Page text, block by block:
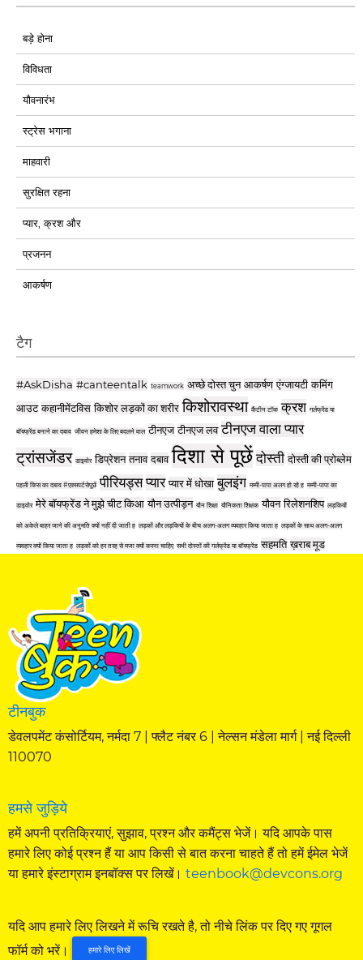
बड़े होना
विविधता
यौवनारंभ
स्ट्रेस भगाना
माहवारी
सुरक्षित रहना
प्यार, क्रश और
प्रजनन
आकर्षण
टैग
#AskDisha #canteentalk teamwork अच्छे दोस्त चुन आकर्षण एंग्जायटी कमिंग
आउट कहानीमेंटविस किशोर लड़कों का शरीर किशोरावस्था कैंटीन टॉक क्रश गर्लफ्रेंड या
बॉयफ्रेंड बनाने का दबाव जीवन हमेशा के लिए बदलने वाल टीनएज टीनएज लव टीनएज वाला प्यार
ट्रांसजेंडर डाइवोर डिप्रेशन तनाव दबाव दिशा से पूछें दोस्ती दोस्ती की प्रोब्लेम
पहली किस का दबाव #एक्सपर्टसेपूछें पीरियड्स प्यार प्यार में धोखा बुलइंग मम्मी-पापा अलग हो रहे ह मम्मी-पापा का
डाइवोर मेरे बॉयफ्रेंड ने मुझे चीट किआ यौन उत्पीड़न यौन शिक्षा यौनिकता शिक्षक यौवन रिलेशनशिप लड़कियों
को अकेले बाहर जाने की अनुमति क्यों नहीं दी जाती ह लड़कों और लड़कियों के बीच अलग-अलग व्यवहार किया जाता ह लड़कों के साथ अलग-अलग
व्यवहार क्यों किया जाता ह लड़कों को हर तरह से मजा क्यों करना चाहिए सभी दोस्तों की गर्लफ्रेंड या बॉयफ्रेंड सहमति ख़राब मूड
टीनबुक
डेवलपमेंट कंसोर्टियम, नर्मदा 7 | फ्लैट नंबर 6 | नेल्सन मंडेला मार्ग | नई दिल्ली
110070
हमसे जुड़िये
हमें अपनी प्रतिक्रियाएं, सुझाव, प्रश्न और कमैंट्स भेजें। यदि आपके पास
हमारे लिए कोई प्रश्न हैं या आप किसी से बात करना चाहते हैं तो हमें ईमेल भेजें
या हमारे इंस्टाग्राम इनबॉक्स पर लिखें।teenbook@devcons.org
यदि आप हमारे लिए लिखने में रूचि रखते है, तो नीचे लिंक पर दिए गए गूगल
फॉर्म को भरें।
हमारे लिए लिखें